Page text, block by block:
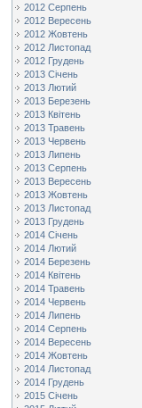
2012 Серпень
2012 Вересень
2012 Жовтень
2012 Листопад
2012 Грудень
2013 Січень
2013 Лютий
2013 Березень
2013 Квітень
2013 Травень
2013 Червень
2013 Липень
2013 Серпень
2013 Вересень
2013 Жовтень
2013 Листопад
2013 Грудень
2014 Січень
2014 Лютий
2014 Березень
2014 Квітень
2014 Травень
2014 Червень
2014 Липень
2014 Серпень
2014 Вересень
2014 Жовтень
2014 Листопад
2014 Грудень
2015 Січень